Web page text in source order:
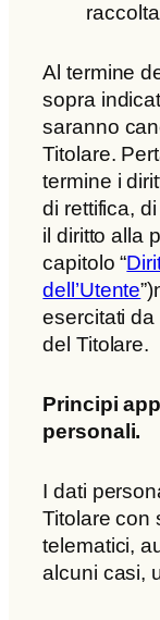
Al termine
sopra
saranno
Titolare.
termine i
di rettifica,
il diritto alla
capitolo “
dell’Utente
esercitati
del Titolare.
Principi
personali.
I dati
Titolare con
telematici,
alcuni casi,